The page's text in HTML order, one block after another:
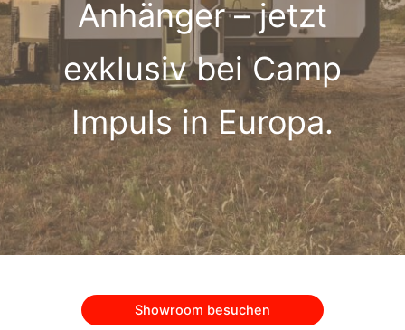
Anhänger – jetzt
exklusiv bei Camp
Impuls in Europa.
Showroom besuchen